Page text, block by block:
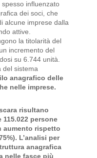
influenzato
dei soci, che
alcune imprese dalla
attive.
la titolarità del
incremento del
su 6.744 unità.
del sistema
anagrafico delle
nelle imprese.
risultano
persone
aumento rispetto
L’analisi per
anagrafica
nelle fasce più